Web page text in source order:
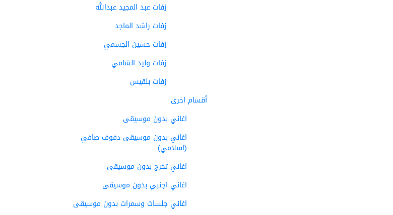
زفات عبد المجيد عبدالله
زفات راشد الماجد
زفات حسين الجسمي
زفات وليد الشامي
زفات بلقيس
أقسام اخرى
اغاني بدون موسيقى
اغاني بدون موسيقى دفوف صافي
(اسلامي)
اغاني تخرج بدون موسيقى
اغاني اجنبي بدون موسيقى
اغاني جلسات وسمرات بدون موسيقى